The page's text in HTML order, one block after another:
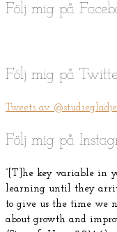
Följ mig på
Följ mig på
Tweets av @studiegladje
Följ mig på
“[T]he key variable in
learning until they
to give us the time we
about growth and